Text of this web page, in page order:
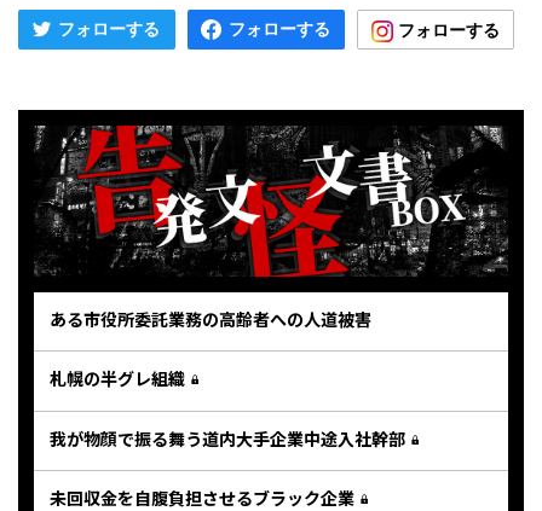
ある市役所委託業務の高齢者への人道被害
札幌の半グレ組織
我が物顔で振る舞う道内大手企業中途入社幹部
未回収金を自腹負担させるブラック企業